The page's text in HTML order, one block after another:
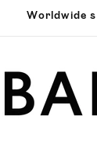
Worldwide